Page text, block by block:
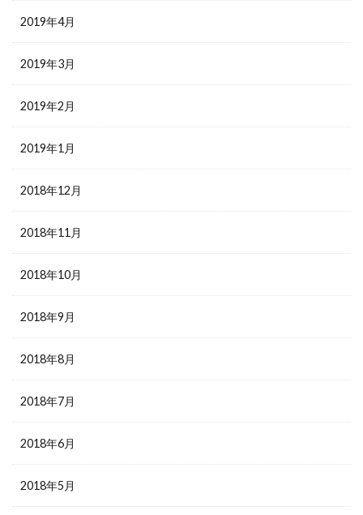
2019年4月
2019年3月
2019年2月
2019年1月
2018年12月
2018年11月
2018年10月
2018年9月
2018年8月
2018年7月
2018年6月
2018年5月